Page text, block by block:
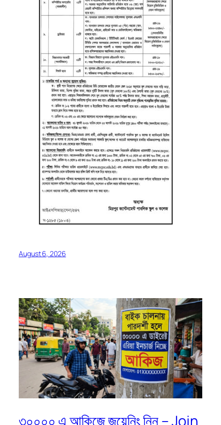
August 6, 2026
৩০০০০ এ আকিজে জয়েনিং নিন – Join